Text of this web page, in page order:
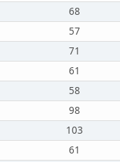
68
57
71
61
58
98
103
61